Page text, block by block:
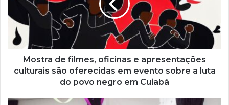
d
e
Mostra de filmes, oficinas e apresentações
culturais são oferecidas em evento sobre a luta
do povo negro em Cuiabá